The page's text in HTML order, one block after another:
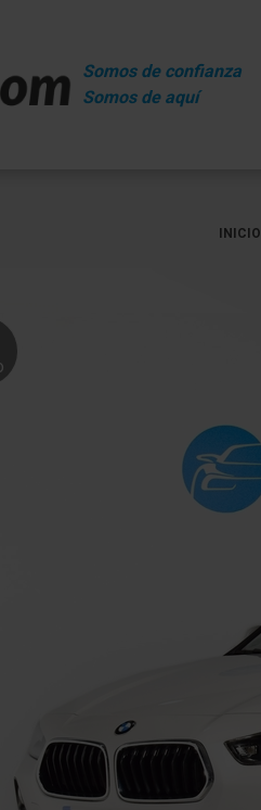
Somos de confianza
Somos de aquí
INICIO